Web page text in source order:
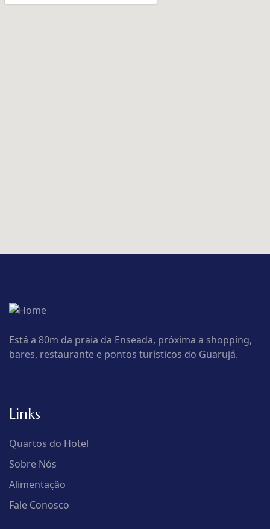
Está a 80m da praia da Enseada, próxima a shopping,
bares, restaurante e pontos turísticos do Guarujá.
Links
Quartos do Hotel
Sobre Nós
Alimentação
Fale Conosco